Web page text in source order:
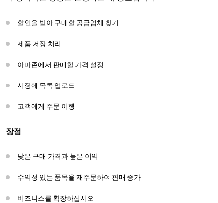
할인을 받아 구매할 공급업체 찾기
제품 저장 처리
아마존에서 판매할 가격 설정
시장에 목록 업로드
고객에게 주문 이행
장점
낮은 구매 가격과 높은 이익
수익성 있는 품목을 재주문하여 판매 증가
비즈니스를 확장하십시오